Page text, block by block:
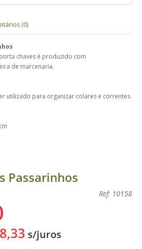
(0)
chaves é produzido com
de marcenaria.
utilizado para organizar colares e correntes.
Passarinhos
Ref: 10158
s/juros